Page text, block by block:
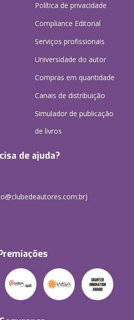
Política de privacidade
Compliance Editorial
Serviços profissionais
Universidade do autor
Compras em quantidade
Canais de distribuição
Simulador de publicação
de livros
de ajuda?